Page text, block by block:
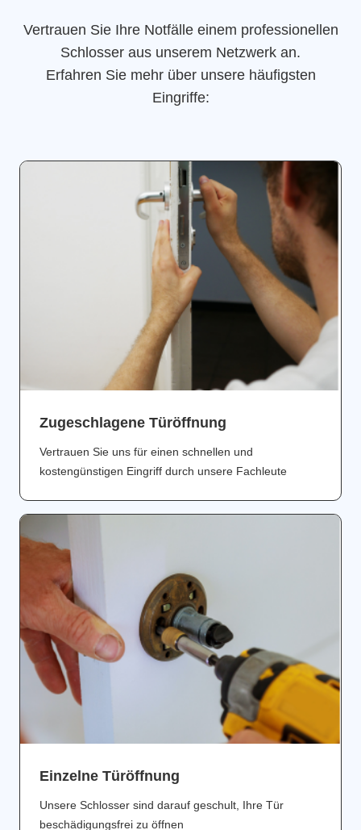
Vertrauen Sie Ihre Notfälle einem professionellen
Schlosser aus unserem Netzwerk an.
Erfahren Sie mehr über unsere häufigsten
Eingriffe:
Zugeschlagene Türöffnung
Vertrauen Sie uns für einen schnellen und
kostengünstigen Eingriff durch unsere Fachleute
Einzelne Türöffnung
Unsere Schlosser sind darauf geschult, Ihre Tür
beschädigungsfrei zu öffnen